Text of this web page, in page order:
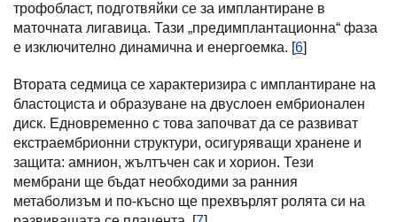
трофобласт, подготвяйки се за имплантиране в
маточната лигавица. Тази „предимплантационна“ фаза
е изключително динамична и енергоемка. [6]
Втората седмица се характеризира с имплантиране на
бластоциста и образуване на двуслоен ембрионален
диск. Едновременно с това започват да се развиват
екстраембрионни структури, осигуряващи хранене и
защита: амнион, жълтъчен сак и хорион. Тези
мембрани ще бъдат необходими за ранния
метаболизъм и по-късно ще прехвърлят ролята си на